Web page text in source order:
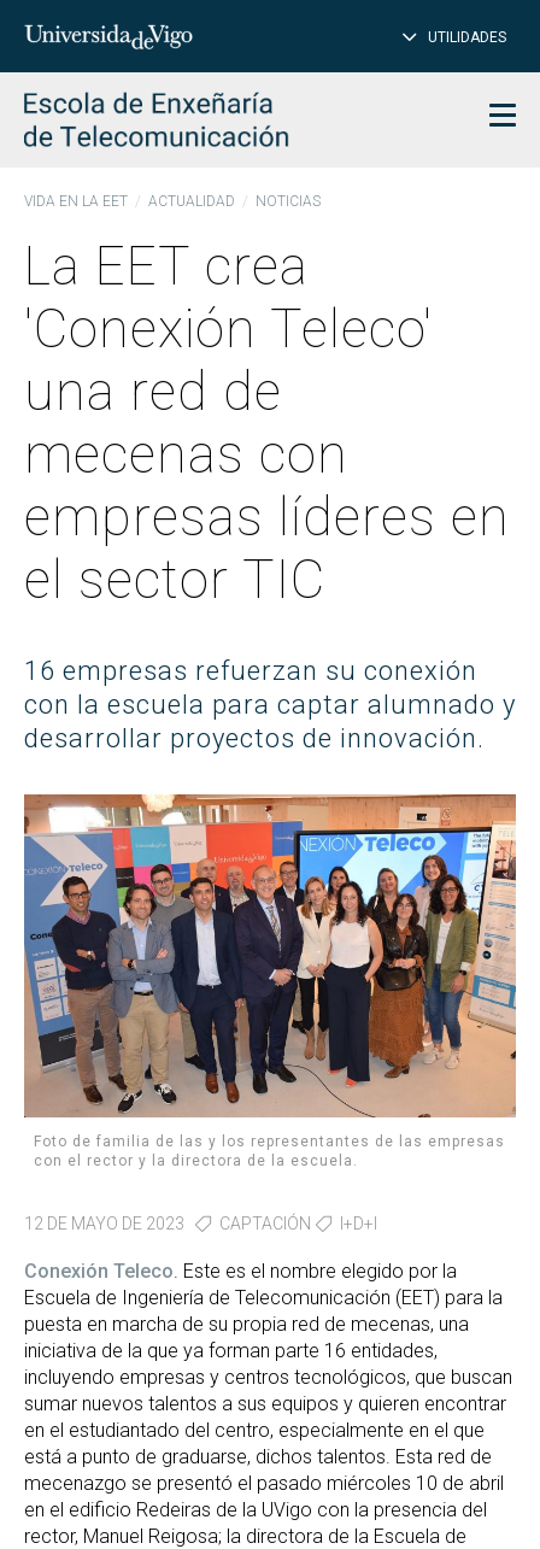
Insertar
para
buscar
UTILIDADES
VIDA EN LA EET ACTUALIDAD NOTICIAS
La EET crea
'Conexión Teleco'
una red de
mecenas con
empresas líderes en
el sector TIC
16 empresas refuerzan su conexión
con la escuela para captar alumnado y
desarrollar proyectos de innovación.
Foto de familia de las y los representantes de las empresas
con el rector y la directora de la escuela.
12 DE MAYO DE 2023 CAPTACIÓN I+D+I
Conexión Teleco . Este es el nombre elegido por la
Escuela de Ingeniería de Telecomunicación (EET) para la
puesta en marcha de su propia red de mecenas, una
iniciativa de la que ya forman parte 16 entidades,
incluyendo empresas y centros tecnológicos, que buscan
sumar nuevos talentos a sus equipos y quieren encontrar
en el estudiantado del centro, especialmente en el que
está a punto de graduarse, dichos talentos. Esta red de
mecenazgo se presentó el pasado miércoles 10 de abril
en el edificio Redeiras de la UVigo con la presencia del
rector, Manuel Reigosa; la directora de la Escuela de